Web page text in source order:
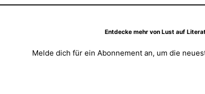
Entdecke mehr von Lust auf
Melde dich für ein Abonnement an, um die